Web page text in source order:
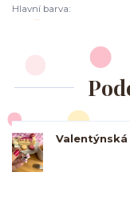
Hlavní barva: